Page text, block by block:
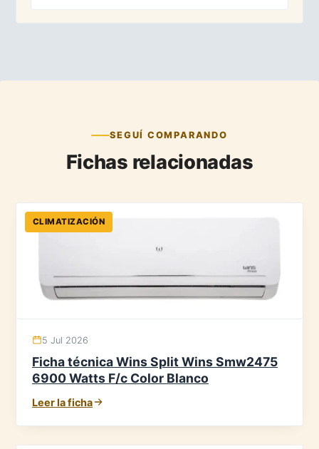
SEGUÍ COMPARANDO
Fichas relacionadas
CLIMATIZACIÓN
5 Jul 2026
Ficha técnica Wins Split Wins Smw2475
6900 Watts F/c Color Blanco
Leer la ficha